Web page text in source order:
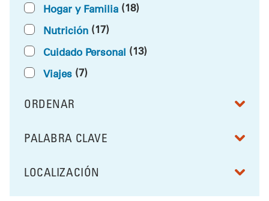
Hogar y Familia (18)
Nutrición (17)
Cuidado Personal (13)
Viajes (7)
ORDENAR
RESULTS BY
FILTRAR POR
PALABRA CLAVE
FILTRAR POR
LOCALIZACIÓN